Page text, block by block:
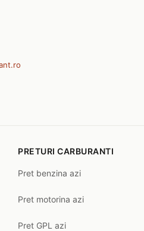
PRETURI CARBURANTI
Pret benzina azi
Pret motorina azi
Pret GPL azi